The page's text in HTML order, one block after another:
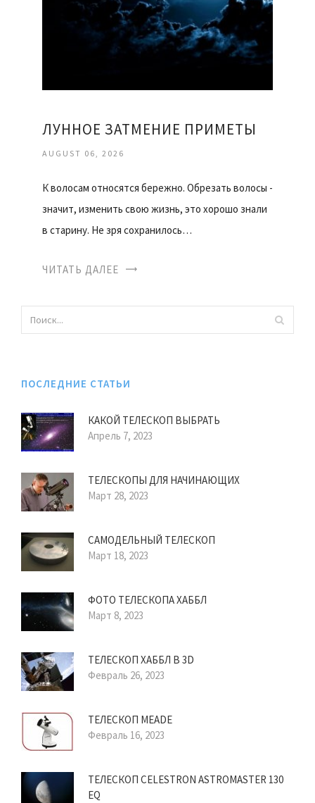
ЛУННОЕ ЗАТМЕНИЕ ПРИМЕТЫ
AUGUST 06, 2026
К волосам относятся бережно. Обрезать волосы -
значит, изменить свою жизнь, это хорошо знали
в старину. Не зря сохранилось…
ЧИТАТЬ ДАЛЕЕ
ПОСЛЕДНИЕ СТАТЬИ
КАКОЙ ТЕЛЕСКОП ВЫБРАТЬ
Апрель 7, 2023
ТЕЛЕСКОПЫ ДЛЯ НАЧИНАЮЩИХ
Март 28, 2023
САМОДЕЛЬНЫЙ ТЕЛЕСКОП
Март 18, 2023
ФОТО ТЕЛЕСКОПА ХАББЛ
Март 8, 2023
ТЕЛЕСКОП ХАББЛ В 3D
Февраль 26, 2023
ТЕЛЕСКОП MEADE
Февраль 16, 2023
ТЕЛЕСКОП CELESTRON ASTROMASTER 130
EQ